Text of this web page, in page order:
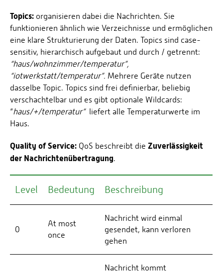
Topics: organisieren dabei die Nachrichten. Sie
funktionieren ähnlich wie Verzeichnisse und ermöglichen
eine klare Strukturierung der Daten. Topics sind case-
sensitiv, hierarchisch aufgebaut und durch / getrennt:
“haus/wohnzimmer/temperatur”,
“iotwerkstatt/temperatur”. Mehrere Geräte nutzen
dasselbe Topic. Topics sind frei definierbar, beliebig
verschachtelbar und es gibt optionale Wildcards:
“haus/+/temperatur” liefert alle Temperaturwerte im
Haus.
Quality of Service: QoS beschreibt die Zuverlässigkeit
der Nachrichtenübertragung.
Level Bedeutung Beschreibung
0
At most
once
Nachricht wird einmal
gesendet, kann verloren
gehen
Nachricht kommt